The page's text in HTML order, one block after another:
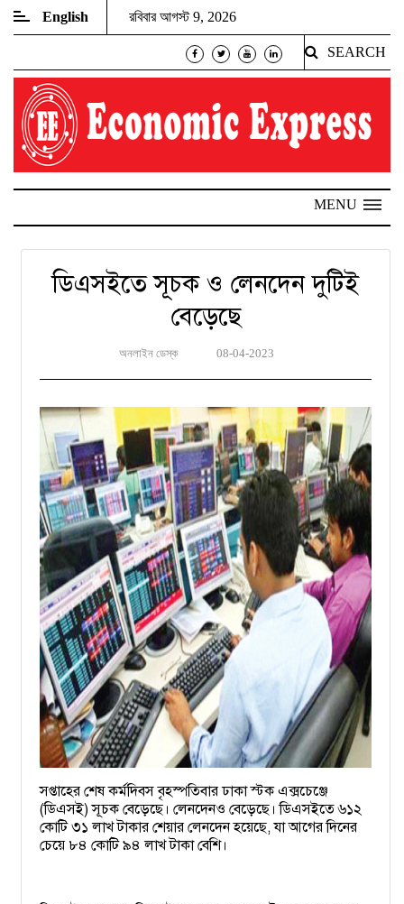
English রবিবার আগস্ট 9, 2026
SEARCH
MENU
ডিএসইতে সূচক ও লেনদেন দুটিই
বেড়েছে
অনলাইন ডেস্ক 08-04-2023
সপ্তাহের শেষ কর্মদিবস বৃহস্পতিবার ঢাকা স্টক এক্সচেঞ্জে
(ডিএসই) সূচক বেড়েছে। লেনদেনও বেড়েছে। ডিএসইতে ৬১২
কোটি ৩১ লাখ টাকার শেয়ার লেনদেন হয়েছে, যা আগের দিনের
চেয়ে ৮৪ কোটি ৯৪ লাখ টাকা বেশি।